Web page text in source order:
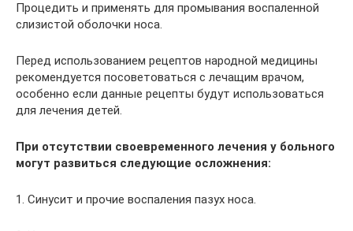
Процедить и применять для промывания воспаленной
слизистой оболочки носа.
Перед использованием рецептов народной медицины
рекомендуется посоветоваться с лечащим врачом,
особенно если данные рецепты будут использоваться
для лечения детей.
При отсутствии своевременного лечения у больного
могут развиться следующие осложнения:
1. Синусит и прочие воспаления пазух носа.